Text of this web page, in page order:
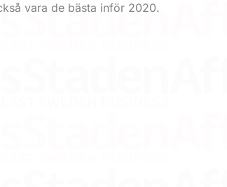
vara de bästa inför 2020.